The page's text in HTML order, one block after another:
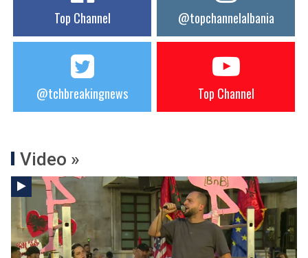
Top Channel @topchannelalbania
@tchbreakingnews Top Channel
Video »